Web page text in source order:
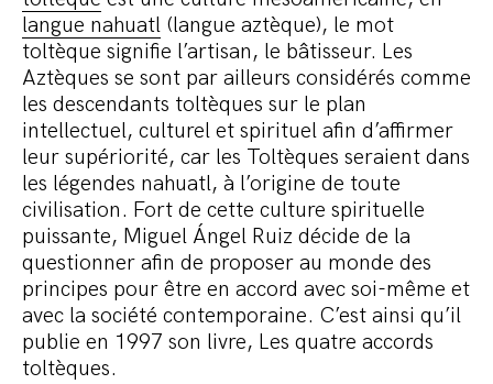
langue nahuatl (langue aztèque), le mot
toltèque signifie l’artisan, le bâtisseur. Les
Aztèques se sont par ailleurs considérés comme
les descendants toltèques sur le plan
intellectuel, culturel et spirituel afin d’affirmer
leur supériorité, car les Toltèques seraient dans
les légendes nahuatl, à l’origine de toute
civilisation. Fort de cette culture spirituelle
puissante, Miguel Ángel Ruiz décide de la
questionner afin de proposer au monde des
principes pour être en accord avec soi-même et
avec la société contemporaine. C’est ainsi qu’il
publie en 1997 son livre, Les quatre accords
toltèques.